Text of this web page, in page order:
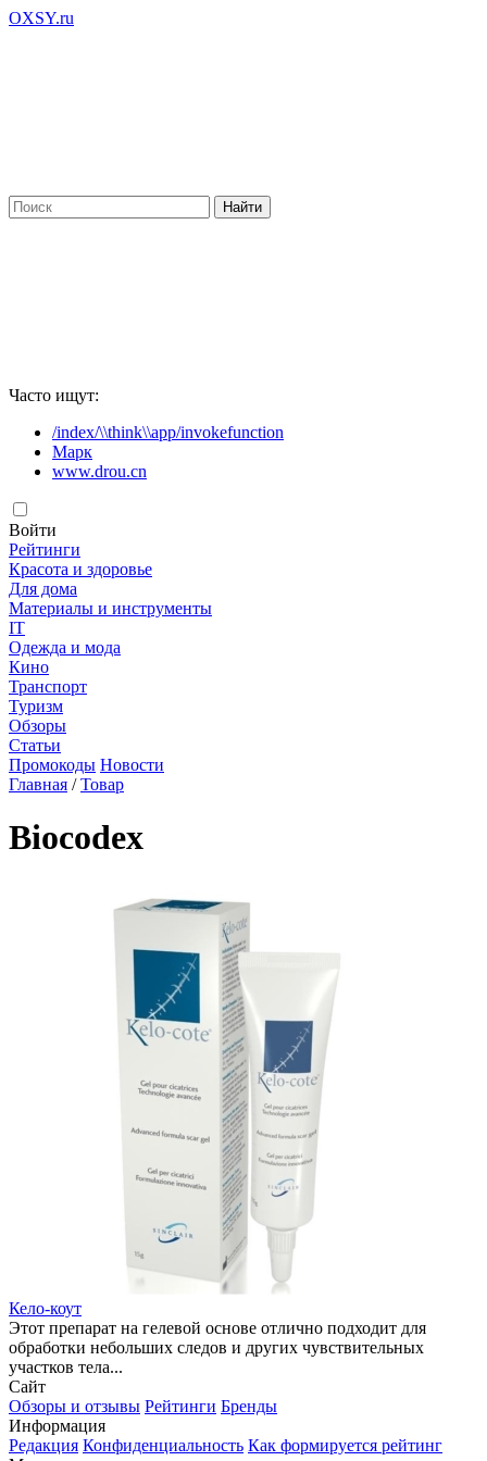
OXSY.ru
Часто ищут:
/index/\\think\\app/invokefunction
Марк
www.drou.cn
Войти
Рейтинги
Красота и здоровье
Для дома
Материалы и инструменты
IT
Одежда и мода
Кино
Транспорт
Туризм
Обзоры
Статьи
Промокоды Новости
Главная /Товар
Biocodex
Кело-коут
Этот препарат на гелевой основе отлично подходит для
обработки небольших следов и других чувствительных
участков тела...
Сайт
Обзоры и отзывы Рейтинги Бренды
Информация
Редакция Конфиденциальность Как формируется рейтинг